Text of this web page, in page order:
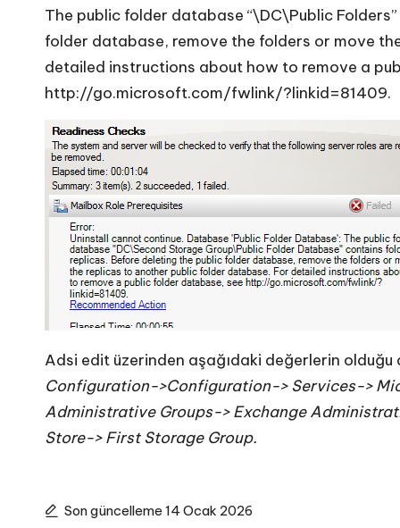
The public folder database “\DC\Public
folder database, remove the folders or move
detailed instructions about how to remove a
http://go.microsoft.com/fwlink/?linkid=81409.
Adsi edit üzerinden aşağıdaki değerlerin
Configuration->Configuration-> Services->
Administrative Groups-> Exchange
Store-> First Storage Group.
Son güncelleme 14 Ocak 2026